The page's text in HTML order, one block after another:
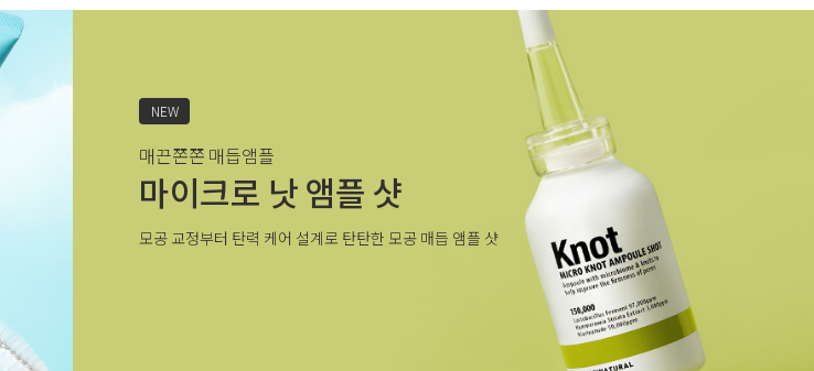
NEW
매끈쫀쫀 매듭앰플
마이크로 낫 앰플 샷
모공 교정부터 탄력 케어 설계로 탄탄한 모공 매듭 앰플 샷